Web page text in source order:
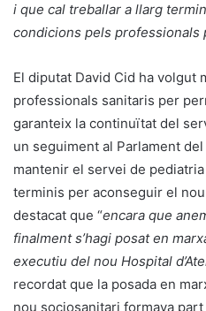
i que cal treballar a llarg
condicions pels professionals
El diputat David Cid ha volgut
professionals sanitaris per
garanteix la continuïtat del
un seguiment al Parlament
mantenir el servei de
terminis per aconseguir el
destacat que “encara que
finalment s’hagi posat en
executiu del nou Hospital
recordat que la posada en
nou sociosanitari formava